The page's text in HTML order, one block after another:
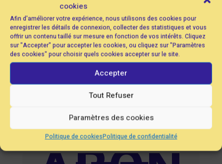
cookies
Afin d'améliorer votre expérience, nous utilisons des cookies pour
enregistrer les détails de connexion, collecter des statistiques et vous
offrir un contenu taillé sur mesure en fonction de vos intérêts. Cliquez
sur "Accepter" pour accepter les cookies, ou cliquez sur "Paramètres
des cookies" pour choisir quels cookies accepter sur le site.
Accepter
Tout Refuser
Paramètres des cookies
Politique de cookiesPolitique de confidentialité